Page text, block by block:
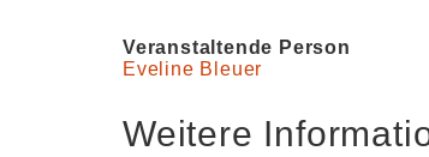
Veranstaltende Person
Eveline Bleuer
Weitere